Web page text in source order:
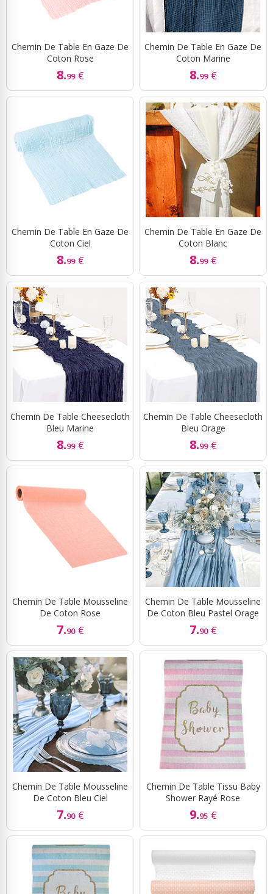
Chemin De Table En Gaze De
Coton Rose
8.99 €
Chemin De Table En Gaze De
Coton Marine
8.99 €
Chemin De Table En Gaze De
Coton Ciel
8.99 €
Chemin De Table En Gaze De
Coton Blanc
8.99 €
Chemin De Table Cheesecloth
Bleu Marine
8.99 €
Chemin De Table Cheesecloth
Bleu Orage
8.99 €
Chemin De Table Mousseline
De Coton Rose
7.90 €
Chemin De Table Mousseline
De Coton Bleu Pastel Orage
7.90 €
Chemin De Table Mousseline
De Coton Bleu Ciel
7.90 €
Chemin De Table Tissu Baby
Shower Rayé Rose
9.95 €